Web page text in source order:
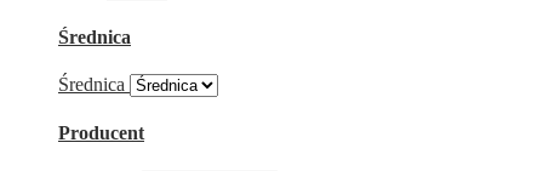
Średnica
Średnica
Producent